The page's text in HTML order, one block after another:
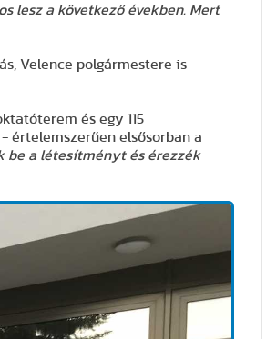
lesz a következő években. Mert
Velence polgármestere is
és egy 115
értelemszerűen elsősorban a
be a létesítményt és érezzék